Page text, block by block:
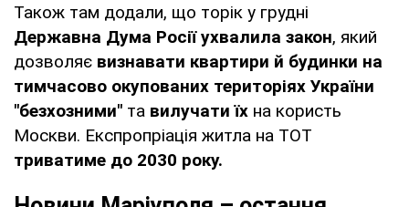
Також там додали, що торік у грудні
Державна Дума Росії ухвалила закон, який
дозволяє визнавати квартири й будинки на
тимчасово окупованих територіях України
"безхозними" та вилучати їх на користь
Москви. Експропріація житла на ТОТ
триватиме до 2030 року.